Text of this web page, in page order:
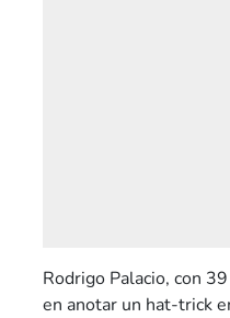
Rodrigo Palacio, con
en anotar un hat-trick